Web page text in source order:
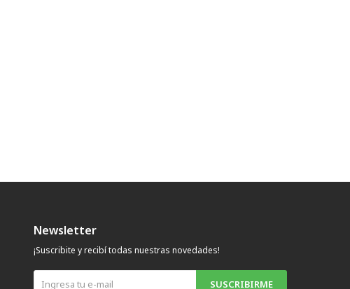
Newsletter
¡Suscribite y recibí todas nuestras novedades!
SUSCRIBIRME